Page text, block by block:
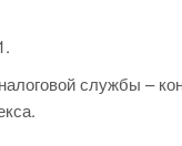
службы –